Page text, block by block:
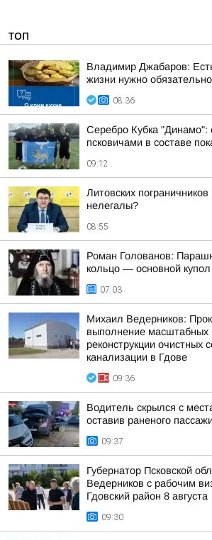
ТОП
Владимир Джабаров:
жизни нужно
08:36
Серебро Кубка
псковичами в составе
09:12
Литовских
нелегалы?
08:55
Роман Голованов:
кольцо — основной
07:03
Михаил Ведерников:
выполнение масштабных
реконструкции очистных
канализации в Гдове
09:36
Водитель скрылся с
оставив раненого
09:37
Губернатор Псковской
Ведерников с рабочим
Гдовский район 8 августа
09:30